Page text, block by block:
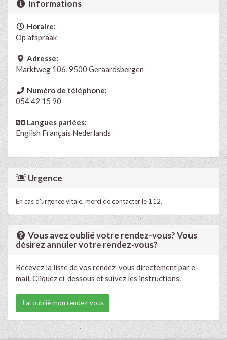
Informations
Horaire:
Op afspraak
Adresse:
Marktweg 106, 9500 Geraardsbergen
Numéro de téléphone:
054 42 15 90
Langues parlées:
English Français Nederlands
Urgence
En cas d'urgence vitale, merci de contacter le 112.
Vous avez oublié votre rendez-vous? Vous
désirez annuler votre rendez-vous?
Recevez la liste de vos rendez-vous directement par e-
mail. Cliquez ci-dessous et suivez les instructions.
J'ai oublié mon rendez-vous